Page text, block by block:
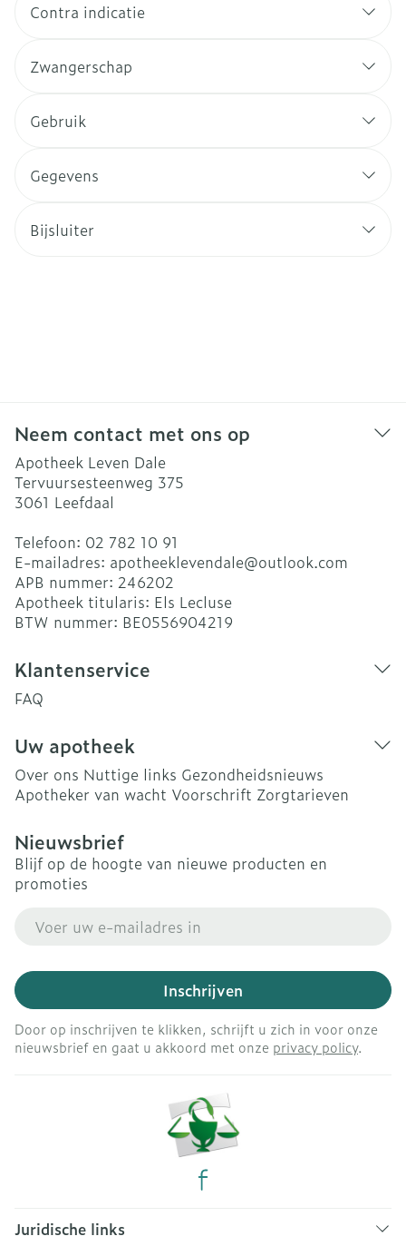
Contra indicatie
Zwangerschap
Gebruik
Gegevens
Bijsluiter
Neem contact met ons op
Apotheek Leven Dale
Tervuursesteenweg 375
3061 Leefdaal
Telefoon: 02 782 10 91
E-mailadres: apotheeklevendale@outlook.com
APB nummer: 246202
Apotheek titularis: Els Lecluse
BTW nummer: BE0556904219
Klantenservice
FAQ
Uw apotheek
Over ons Nuttige links Gezondheidsnieuws
Apotheker van wacht Voorschrift Zorgtarieven
Nieuwsbrief
Blijf op de hoogte van nieuwe producten en
promoties
Inschrijven
Door op inschrijven te klikken, schrijft u zich in voor onze
nieuwsbrief en gaat u akkoord met onze privacy policy.
Juridische links